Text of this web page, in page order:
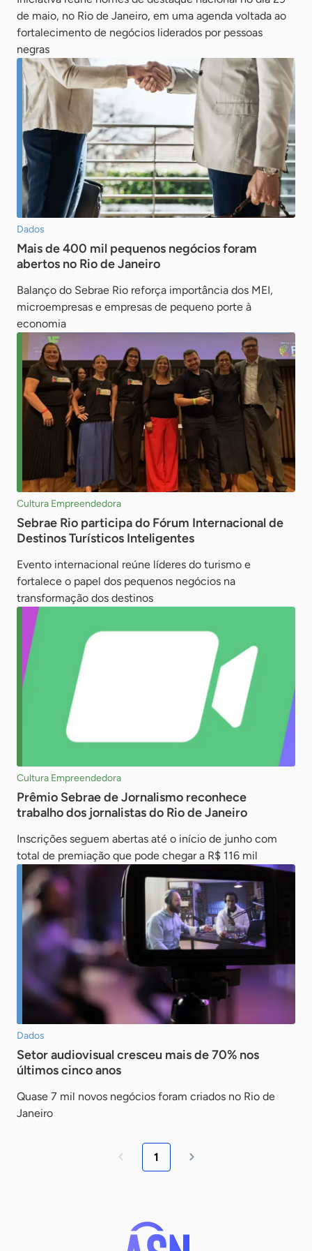
de maio, no Rio de Janeiro, em uma agenda voltada ao
fortalecimento de negócios liderados por pessoas
negras
Dados
Mais de 400 mil pequenos negócios foram
abertos no Rio de Janeiro
Balanço do Sebrae Rio reforça importância dos MEI,
microempresas e empresas de pequeno porte à
economia
Cultura Empreendedora
Sebrae Rio participa do Fórum Internacional de
Destinos Turísticos Inteligentes
Evento internacional reúne líderes do turismo e
fortalece o papel dos pequenos negócios na
transformação dos destinos
Cultura Empreendedora
Prêmio Sebrae de Jornalismo reconhece
trabalho dos jornalistas do Rio de Janeiro
Inscrições seguem abertas até o início de junho com
total de premiação que pode chegar a R$ 116 mil
Dados
Setor audiovisual cresceu mais de 70% nos
últimos cinco anos
Quase 7 mil novos negócios foram criados no Rio de
Janeiro
1